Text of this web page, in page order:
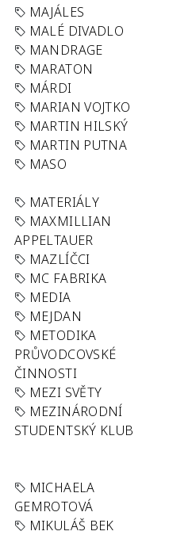
MAJÁLES
MALÉ DIVADLO
MANDRAGE
MARATON
MÁRDI
MARIAN VOJTKO
MARTIN HILSKÝ
MARTIN PUTNA
MASO
MATERIÁLY
MAXMILLIAN
APPELTAUER
MAZLÍČCI
MC FABRIKA
MEDIA
MEJDAN
METODIKA
PRŮVODCOVSKÉ
ČINNOSTI
MEZI SVĚTY
MEZINÁRODNÍ
STUDENTSKÝ KLUB
MICHAELA
GEMROTOVÁ
MIKULÁŠ BEK